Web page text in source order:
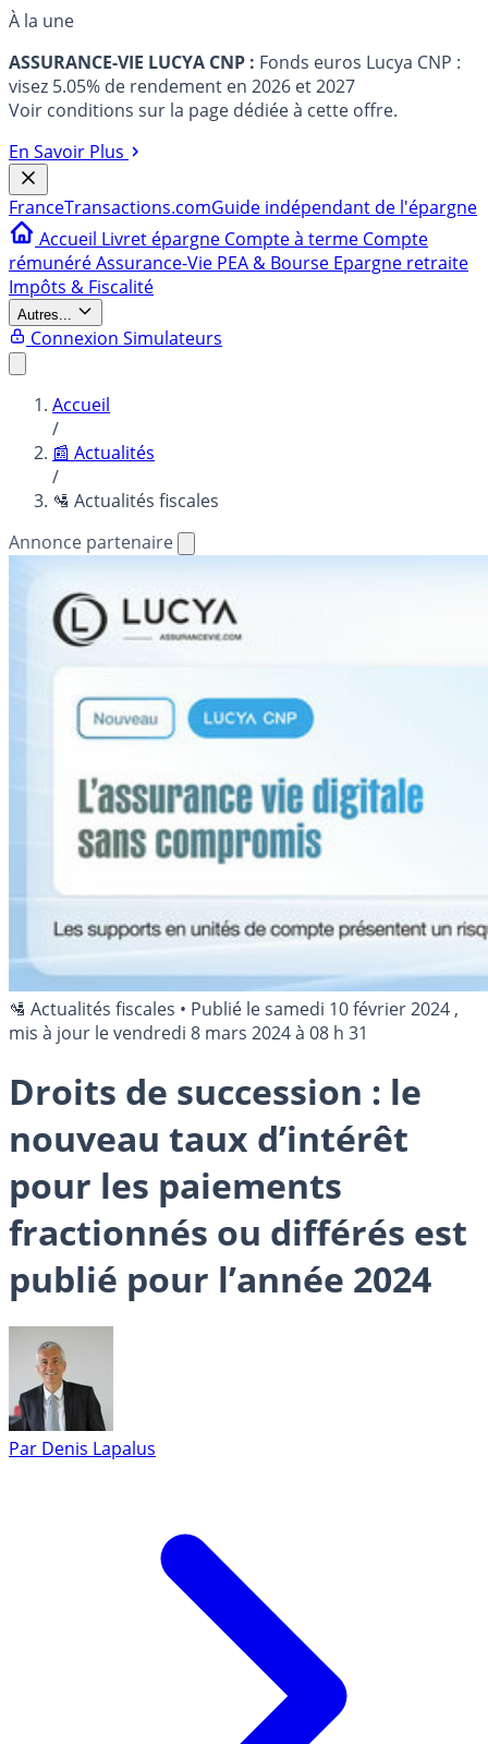
À la une
ASSURANCE-VIE LUCYA CNP : Fonds euros Lucya CNP :
visez 5.05% de rendement en 2026 et 2027
Voir conditions sur la page dédiée à cette offre.
En Savoir Plus
FranceTransactions.comGuide indépendant de l'épargne
Accueil Livret épargne Compte à terme Compte
rémunéréAssurance-Vie PEA & Bourse Epargne retraite
Impôts & Fiscalité
Autres...
Connexion Simulateurs
Accueil
/
📰 Actualités
/
🛂 Actualités fiscales
Annonce partenaire
🛂 Actualités fiscales • Publié lesamedi 10 février 2024 ,
mis à jour levendredi 8 mars 2024 à 08 h 31
Droits de succession : le
nouveau taux d’intérêt
pour les paiements
fractionnés ou différés est
publié pour l’année 2024
Par Denis Lapalus